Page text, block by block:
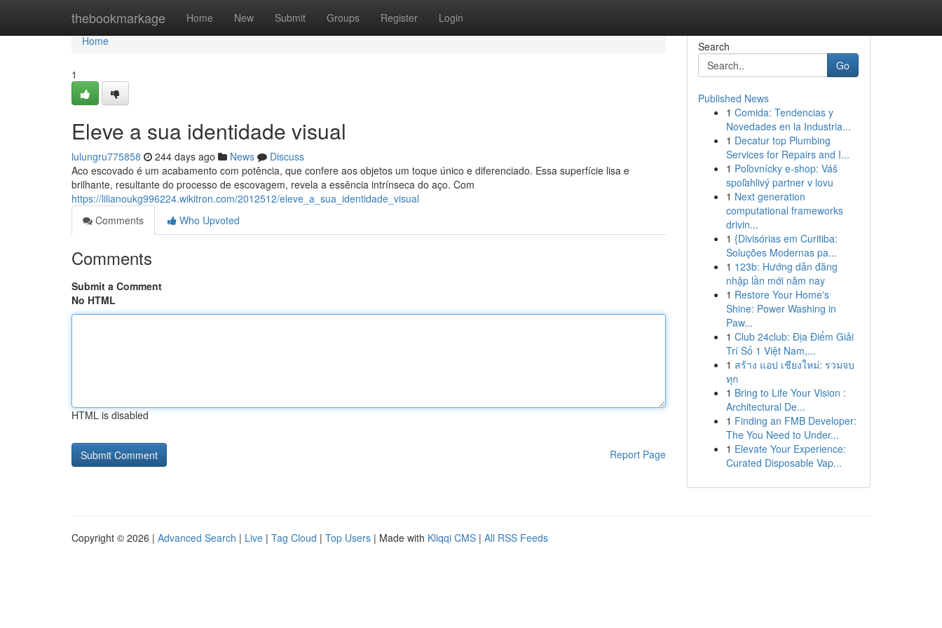
thebookmarkage Home New Submit Groups Register Login
Home
Home
1
Eleve a sua identidade visual
lulungru775858 244 days ago News
Discuss
Aco escovado é um acabamento com potência, que confere aos objetos um toque único e diferenciado. Essa superfície lisa e
brilhante, resultante do processo de escovagem, revela a essência intrínseca do aço. Com
https://lilianoukg996224.wikitron.com/2012512/eleve_a_sua_identidade_visual
Comments
Who Upvoted
Comments
Submit a Comment
No HTML
HTML is disabled
Report Page
Search
Go
Published News
1 Comida: Tendencias y
Novedades en la Industria...
1 Decatur top Plumbing
Services for Repairs and I...
1 Poľovnícky e-shop: Váš
spoľahlivý partner v lovu
1 Next generation
computational frameworks
drivin...
1 {Divisórias em Curitiba:
Soluções Modernas pa...
1 123b: Hướng dẫn đăng
nhập lần mới năm nay
1 Restore Your Home's
Shine: Power Washing in
Paw...
1 Club 24club: Địa Điểm Giải
Trí Số 1 Việt Nam,...
1 สร้าง แอป เชียงใหม่: รวมจบ
ทุก
1 Bring to Life Your Vision :
Architectural De...
1 Finding an FMB Developer:
The You Need to Under...
1 Elevate Your Experience:
Curated Disposable Vap...
Copyright © 2026 | Advanced Search | Live | Tag Cloud | Top Users | Made with Kliqqi CMS | All RSS Feeds